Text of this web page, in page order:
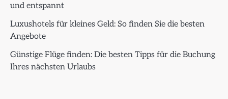
und entspannt
Luxushotels für kleines Geld: So finden Sie die besten
Angebote
Günstige Flüge finden: Die besten Tipps für die Buchung
Ihres nächsten Urlaubs